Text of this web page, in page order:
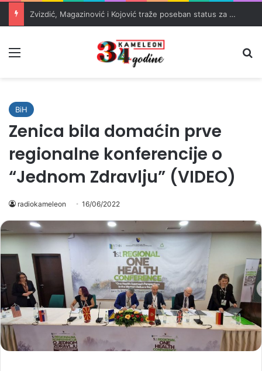
Zvizdić, Magazinović i Kojović traže poseban status za Memorijalni centar Srebrenica
BiH
Zenica bila domaćin prve
regionalne konferencije o
“Jednom Zdravlju” (VIDEO)
radiokameleon 16/06/2022